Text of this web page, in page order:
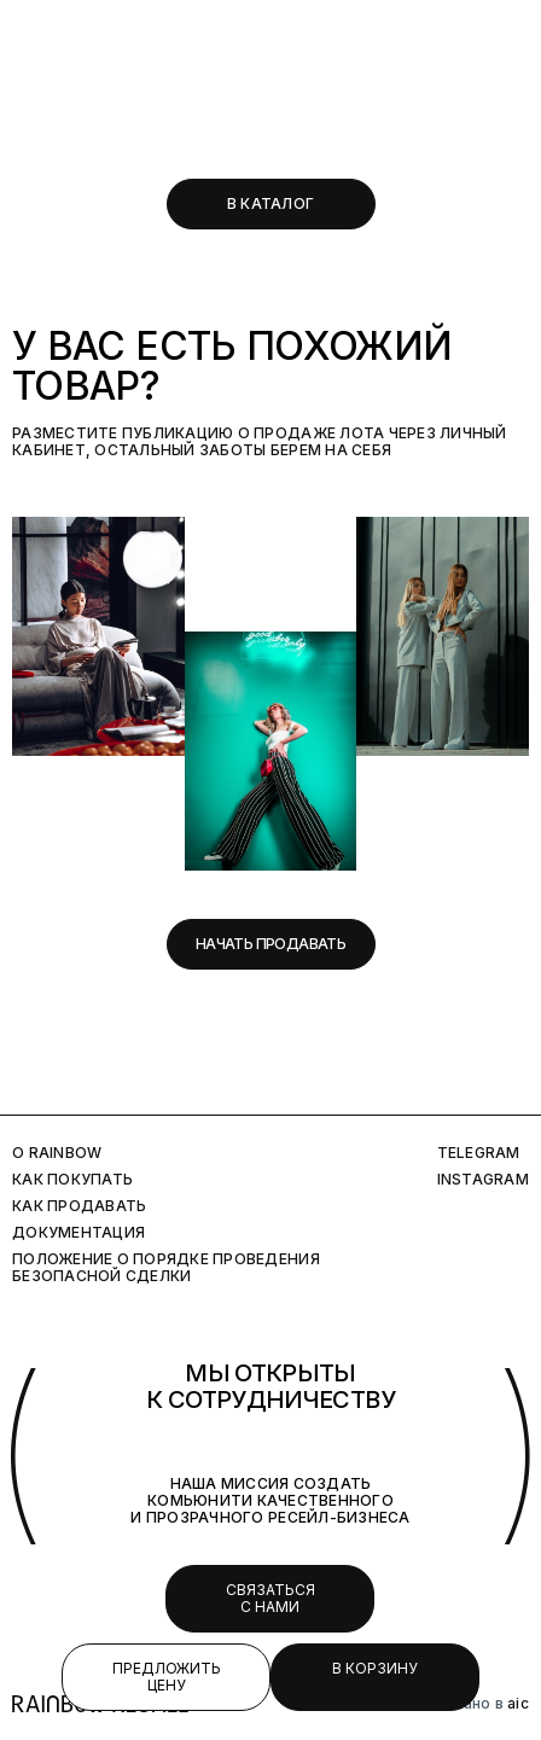
ПРЕДЛОЖИТЬ
ЦЕНУ
В КОРЗИНУ
В КАТАЛОГ
У ВАС ЕСТЬ ПОХОЖИЙ
ТОВАР?
РАЗМЕСТИТЕ ПУБЛИКАЦИЮ О ПРОДАЖЕ ЛОТА ЧЕРЕЗ ЛИЧНЫЙ
КАБИНЕТ, ОСТАЛЬНЫЙ ЗАБОТЫ БЕРЕМ НА СЕБЯ
НАЧАТЬ ПРОДАВАТЬ
O RAINBOW
КАК ПОКУПАТЬ
КАК ПРОДАВАТЬ
ДОКУМЕНТАЦИЯ
ПОЛОЖЕНИЕ О ПОРЯДКЕ ПРОВЕДЕНИЯ
БЕЗОПАСНОЙ СДЕЛКИ
TELEGRAM
INSTAGRAM
МЫ ОТКРЫТЫ
К СОТРУДНИЧЕСТВУ
НАША МИССИЯ СОЗДАТЬ
КОМЬЮНИТИ КАЧЕСТВЕННОГО
И ПРОЗРАЧНОГО РЕСЕЙЛ-БИЗНЕСА
СВЯЗАТЬСЯ
С НАМИ
Сделано вaic